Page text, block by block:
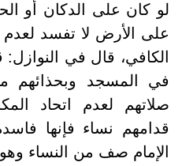
لو كان على الدكان أو
على الأرض لا تفسد لعدم
الكافي، قال في
في المسجد وبحذائهم
صلاتهم لعدم اتحاد
قدامهم نساء فإنها
الإمام صف من النساء وهو